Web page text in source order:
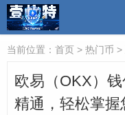
当前位置： 首页 > 热门币 >
欧易（OKX）
精通，轻松掌握